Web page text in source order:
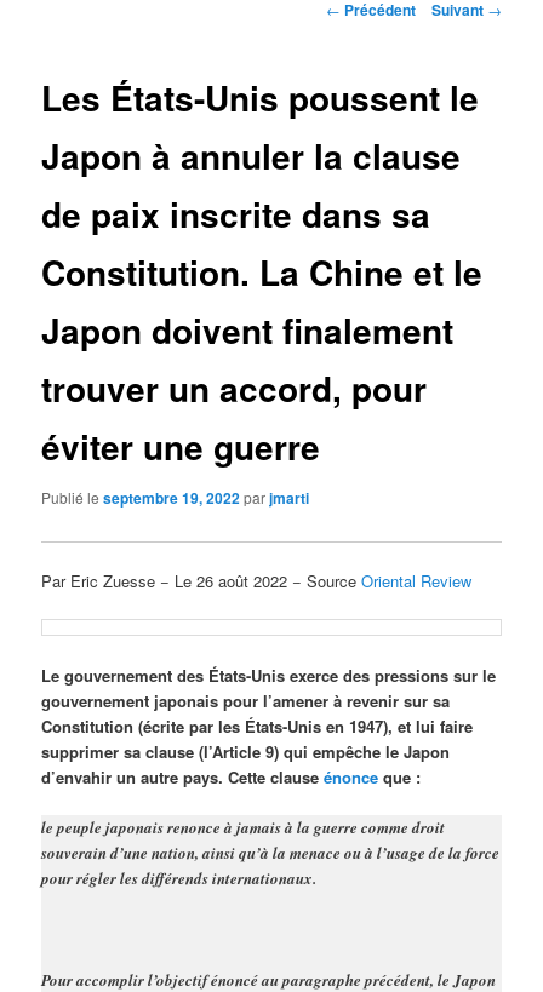
Navigation
← Précédent Suivant →
Les États-Unis poussent le
Japon à annuler la clause
de paix inscrite dans sa
Constitution. La Chine et le
Japon doivent finalement
trouver un accord, pour
éviter une guerre
Publié leseptembre 19, 2022parjmarti
Par Eric Zuesse − Le 26 août 2022 − SourceOriental Review
Le gouvernement des États-Unis exerce des pressions sur le
gouvernement japonais pour l’amener à revenir sur sa
Constitution (écrite par les États-Unis en 1947), et lui faire
supprimer sa clause (l’Article 9) qui empêche le Japon
d’envahir un autre pays. Cette clauseénonce que :
le peuple japonais renonce à jamais à la guerre comme droit
souverain d’une nation, ainsi qu’à la menace ou à l’usage de la force
pour régler les différends internationaux.
Pour accomplir l’objectif énoncé au paragraphe précédent, le Japon